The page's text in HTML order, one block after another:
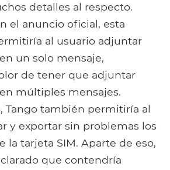
detalles al respecto.
el anuncio oficial, esta
al usuario adjuntar
un solo mensaje,
de tener que adjuntar
múltiples mensajes.
Tango también permitiría al
y exportar sin problemas los
la tarjeta SIM. Aparte de eso,
que contendría